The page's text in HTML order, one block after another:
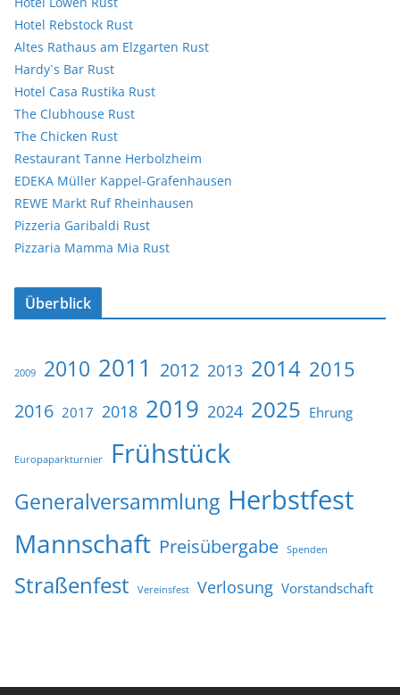
Hotel Rebstock Rust
Altes Rathaus am Elzgarten Rust
Hardy`s Bar Rust
Hotel Casa Rustika Rust
The Clubhouse Rust
The Chicken Rust
Restaurant Tanne Herbolzheim
EDEKA Müller Kappel-Grafenhausen
REWE Markt Ruf Rheinhausen
Pizzeria Garibaldi Rust
Pizzaria Mamma Mia Rust
Überblick
2009 2010 2011 2012 2013 2014 2015
2016 2017 2018 2019 2024 2025 Ehrung
Europaparkturnier Frühstück
Generalversammlung Herbstfest
Mannschaft Preisübergabe Spenden
Straßenfest Vereinsfest Verlosung Vorstandschaft